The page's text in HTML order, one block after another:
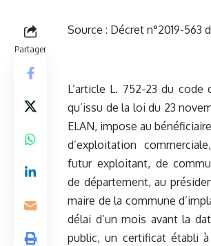
Partager
Source : Décret n°2019-563
L’article L. 752-23 du
qu’issu de la loi du 23
ELAN, impose au
d’exploitation
futur exploitant, de
de département, au
maire de la commune
délai d’un mois avant la
public, un certificat établi